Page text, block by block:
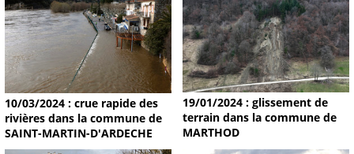
10/03/2024 : crue rapide des
rivières dans la commune de
SAINT-MARTIN-D'ARDECHE
19/01/2024 : glissement de
terrain dans la commune de
MARTHOD